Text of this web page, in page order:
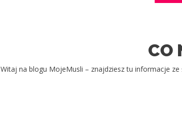
CO
Witaj na blogu MojeMusli – znajdziesz tu informacje